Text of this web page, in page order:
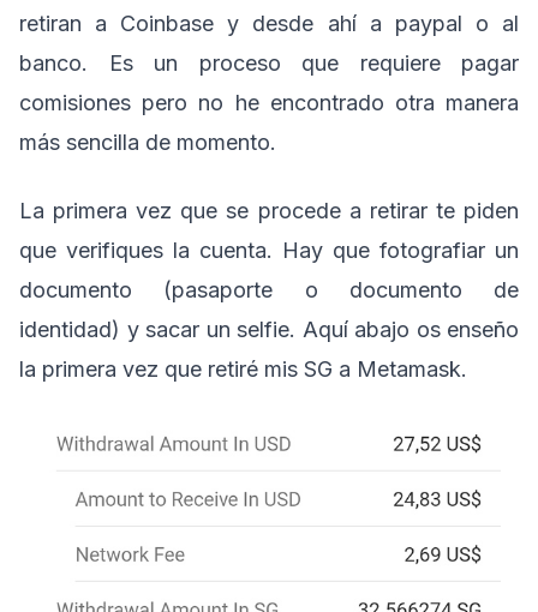
retiran a Coinbase y desde ahí a paypal o al
banco. Es un proceso que requiere pagar
comisiones pero no he encontrado otra manera
más sencilla de momento.
La primera vez que se procede a retirar te piden
que verifiques la cuenta. Hay que fotografiar un
documento (pasaporte o documento de
identidad) y sacar un selfie. Aquí abajo os enseño
la primera vez que retiré mis SG a Metamask.